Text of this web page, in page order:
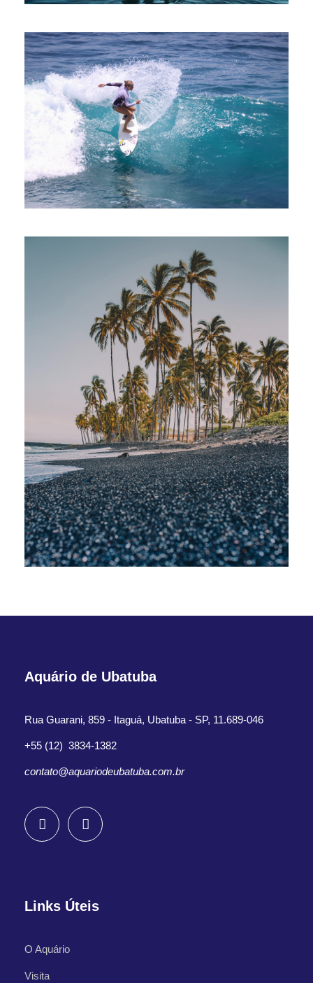
Aquário de Ubatuba
Rua Guarani, 859 - Itaguá, Ubatuba - SP, 11.689-046
+55 (12) 3834-1382
contato@aquariodeubatuba.com.br
Links Úteis
O Aquário
Visita